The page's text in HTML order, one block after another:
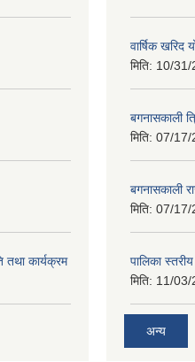
तथा कार्यक्रम
वार्षिक खरिद
मिति: 10/31/
बगनासकाली
मिति: 07/17/
बगनासकाली
मिति: 07/17/
पालिका
मिति: 11/03/
अन्य